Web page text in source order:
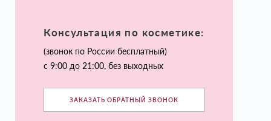
Консультация по косметике:
(звонок по России бесплатный)
с 9:00 до 21:00, без выходных
ЗАКАЗАТЬ ОБРАТНЫЙ ЗВОНОК